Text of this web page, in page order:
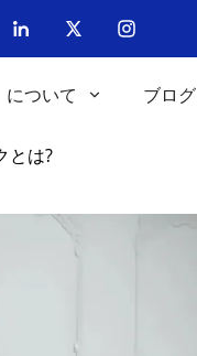
について ブログ
とは?